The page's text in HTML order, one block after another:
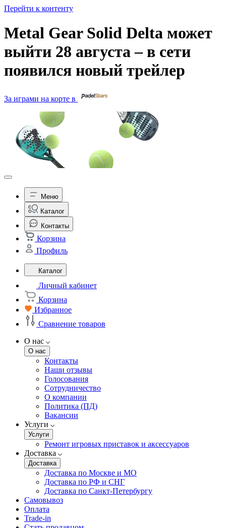
Перейти к контенту
Metal Gear Solid Delta может
выйти 28 августа – в сети
появился новый трейлер
За играми на корте в
Меню
Каталог
Контакты
Корзина
Профиль
Каталог
Личный кабинет
Корзина
Избранное
Сравнение товаров
О нас
О нас
Контакты
Наши отзывы
Голосования
Сотрудничество
О компании
Политика (ПД)
Вакансии
Услуги
Услуги
Ремонт игровых приставок и аксессуаров
Доставка
Доставка
Доставка по Москве и МО
Доставка по РФ и СНГ
Доставка по Санкт-Петербургу
Самовывоз
Оплата
Trade-in